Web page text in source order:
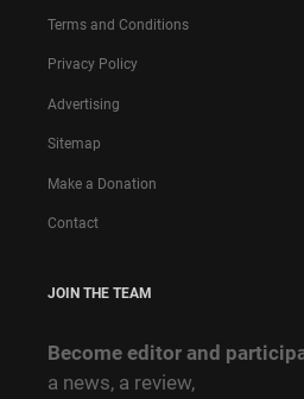
Terms and Conditions
Privacy Policy
Advertising
Sitemap
Make a Donation
Contact
JOIN THE TEAM
Become editor and
a news, a review,